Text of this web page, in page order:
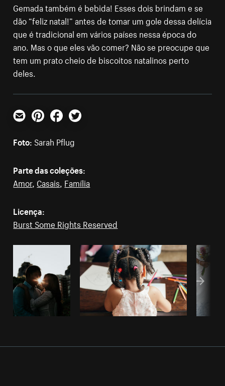
Gemada também é bebida! Esses dois brindam e se
dão “feliz natal!” antes de tomar um gole dessa delícia
que é tradicional em vários países nessa época do
ano. Mas o que eles vão comer? Não se preocupe que
tem um prato cheio de biscoitos natalinos perto
deles.
E-mailPinterestFacebookTwitter
Foto: Sarah Pflug
Parte das coleções:
Amor, Casais, Família
Licença:
Burst Some Rights Reserved